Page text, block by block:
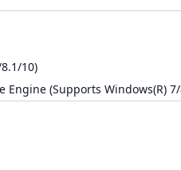
10)
Engine (Supports Windows(R)